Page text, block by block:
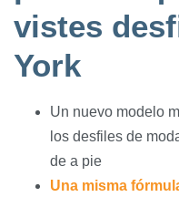
vistes
York
Un nuevo modelo
los desfiles de
de a pie
Una misma